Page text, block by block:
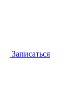
Записаться